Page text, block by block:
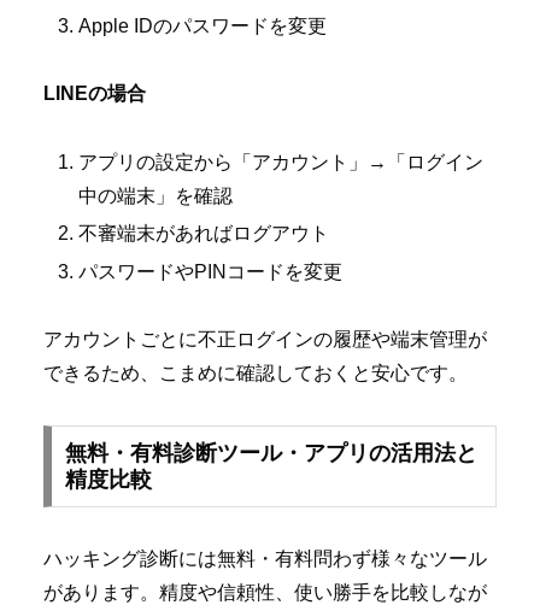
Apple IDのパスワードを変更
LINEの場合
アプリの設定から「アカウント」→「ログイン
中の端末」を確認
不審端末があればログアウト
パスワードやPINコードを変更
アカウントごとに不正ログインの履歴や端末管理が
できるため、こまめに確認しておくと安心です。
無料・有料診断ツール・アプリの活用法と
精度比較
ハッキング診断には無料・有料問わず様々なツール
があります。精度や信頼性、使い勝手を比較しなが